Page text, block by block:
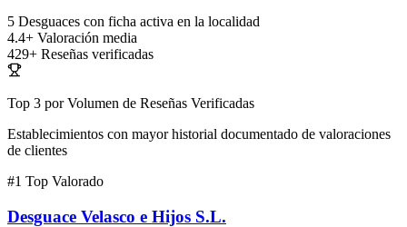
5 Desguaces con ficha activa en la localidad
4.4+ Valoración media
429+ Reseñas verificadas
Top 3 por Volumen de Reseñas Verificadas
Establecimientos con mayor historial documentado de valoraciones
de clientes
#1 Top Valorado
Desguace Velasco e Hijos S.L.